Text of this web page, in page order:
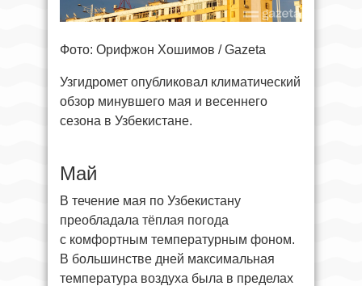
Фото: Орифжон Хошимов / Gazeta
Узгидромет опубликовал климатический
обзор минувшего мая и весеннего
сезона в Узбекистане.
Май
В течение мая по Узбекистану
преобладала тёплая погода
с комфортным температурным фоном.
В большинстве дней максимальная
температура воздуха была в пределах